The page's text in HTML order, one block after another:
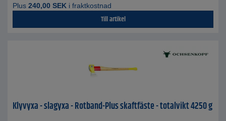
Plus 240,00 SEK i fraktkostnad
Till artikel
Klyvyxa - slagyxa - Rotband-Plus skaftfäste - totalvikt 4250 g